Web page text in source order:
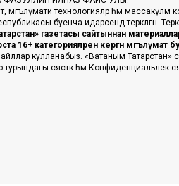
мәгълүмати технологияләр һәм
буенча идарәсендә теркәлгән.
газетасы сайтыннан
16+ категорияләренә кергән мәгълүмат
кулланабыз. «Ватаным Татарстан»
турындагы сәясәткә һәм